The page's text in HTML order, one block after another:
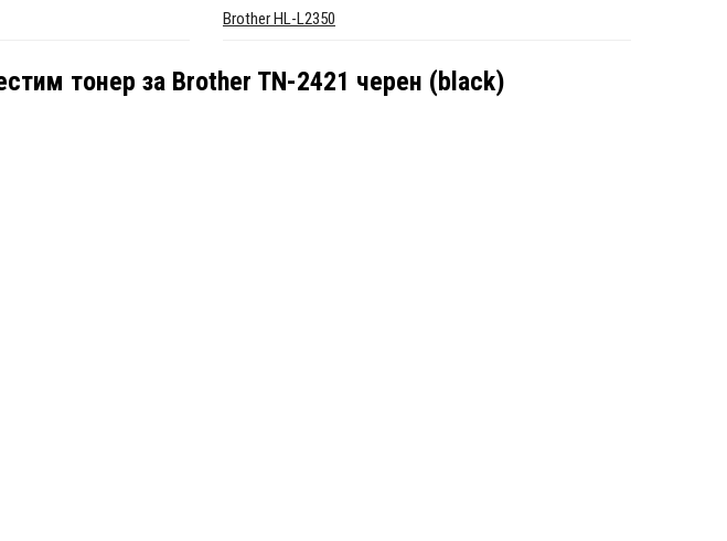
Brother HL-L2350
тонер за Brother TN-2421 черен (black)